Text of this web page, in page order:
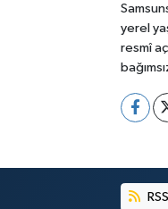
yerel
resmî
RSS